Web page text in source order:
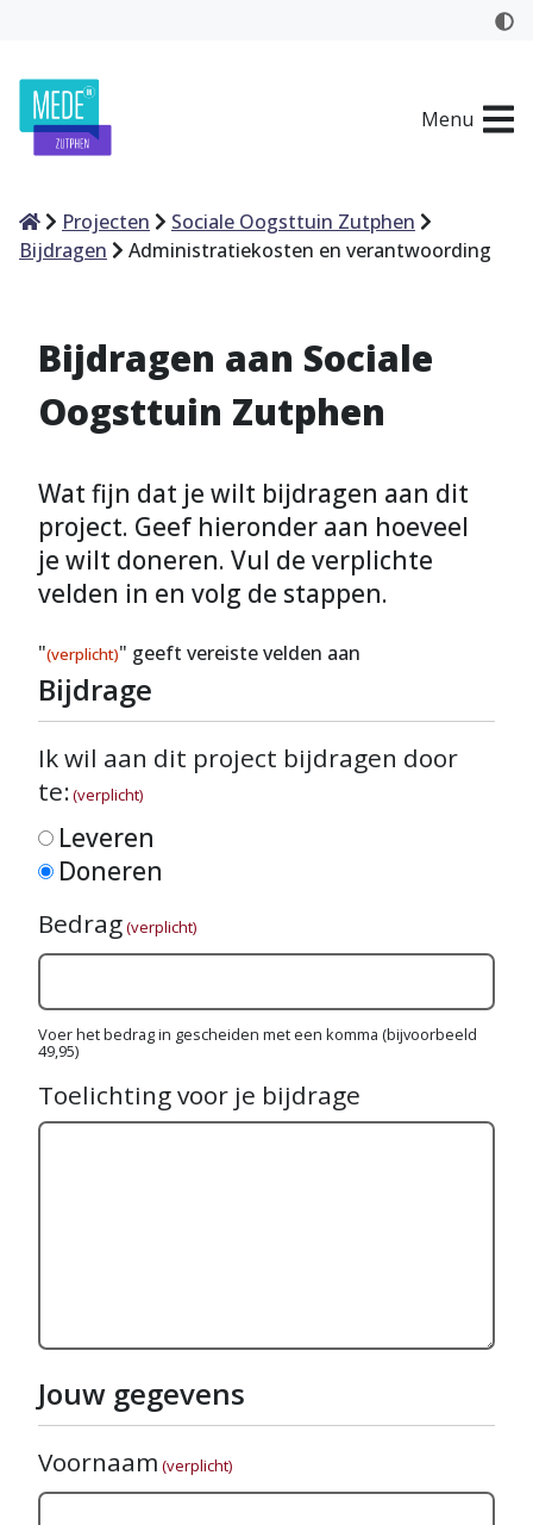
Menu
HomeProjecten
Sociale Oogsttuin Zutphen
Bijdragen
Administratiekosten en verantwoording
Bijdragen aan Sociale
Oogsttuin Zutphen
Wat fijn dat je wilt bijdragen aan dit
project. Geef hieronder aan hoeveel
je wilt doneren. Vul de verplichte
velden in en volg de stappen.
"(verplicht)" geeft vereiste velden aan
Bijdrage
Ik wil aan dit project bijdragen door
te:(verplicht)
Leveren
Doneren
Bedrag(verplicht)
Voer het bedrag in gescheiden met een komma (bijvoorbeeld
49,95)
Toelichting voor je bijdrage
Jouw gegevens
Voornaam (verplicht)